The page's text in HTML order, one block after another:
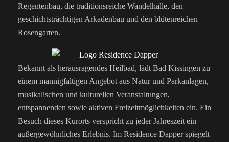
Regentenbau, die traditionsreiche Wandelhalle, den
geschichtsträchtigen Arkadenbau und den blütenreichen
Rosengarten.
Bekannt als herausragendes Heilbad, lädt Bad Kissingen zu
einem mannigfaltigen Angebot aus Natur und Parkanlagen,
musikalischen und kulturellen Veranstaltungen,
entspannenden sowie aktiven Freizeitmöglichkeiten ein. Ein
Besuch dieses Kurorts verspricht zu jeder Jahreszeit ein
außergewöhnliches Erlebnis. Im Residence Dapper spiegelt